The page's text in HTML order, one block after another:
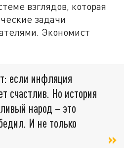
взглядов, которая
задачи
Экономист
если инфляция
счастлив. Но история
народ – это
И не только